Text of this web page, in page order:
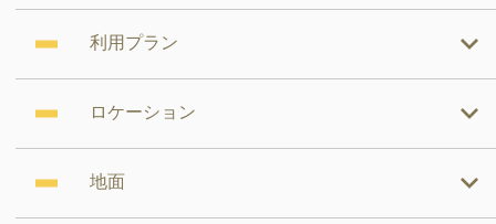
利用プラン
ロケーション
地面